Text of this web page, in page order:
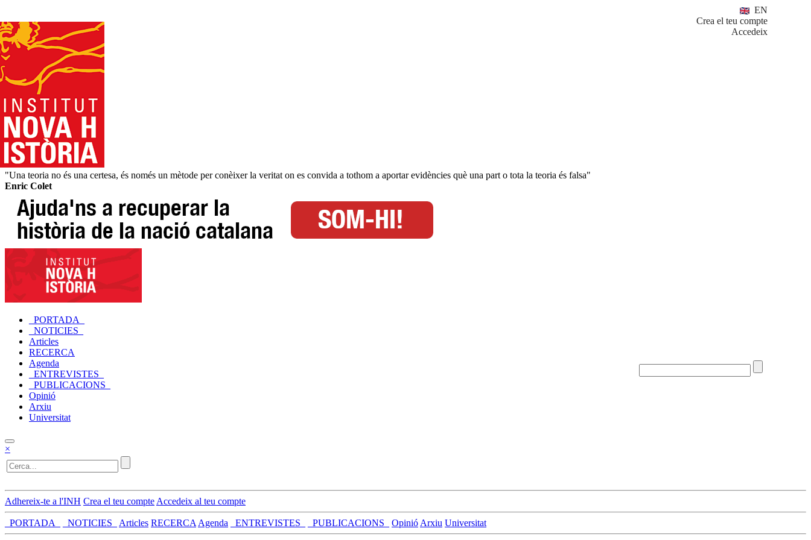
EN
Crea el teu compte
Accedeix
"Una teoria no és una certesa, és només un mètode per conèixer la veritat on es convida a tothom a aportar evidències què una part o tota la teoria és falsa"
Enric Colet
_PORTADA_
_NOTICIES_
Articles
RECERCA
Agenda
_ENTREVISTES_
_PUBLICACIONS_
Opinió
Arxiu
Universitat
×
Adhereix-te a l'INH Crea el teu compte Accedeix al teu compte
_PORTADA_ _NOTICIES_ Articles RECERCA Agenda _ENTREVISTES_ _PUBLICACIONS_ Opinió Arxiu Universitat